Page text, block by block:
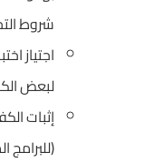
شروط
اجتياز
لبعض
إثبات
(للبرامج